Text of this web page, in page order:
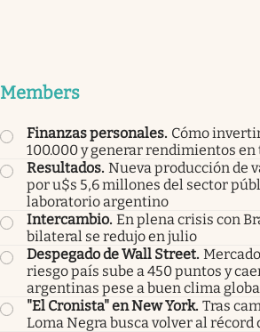
Members
Finanzas personales. Cómo
100.000 y generar rendimientos en
Resultados. Nueva producción de
por u$s 5,6 millones del sector
laboratorio argentino
Intercambio. En plena crisis con
bilateral se redujo en julio
Despegado de Wall Street.
riesgo país sube a 450 puntos y
argentinas pese a buen clima
"El Cronista" en New York. Tras
Loma Negra busca volver al récord